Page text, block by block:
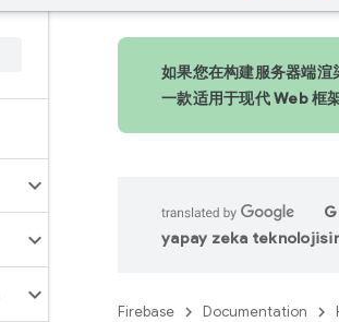
如果您在构建服务器端
一款适用于现代 Web 框
yapay zeka
Firebase Documentation